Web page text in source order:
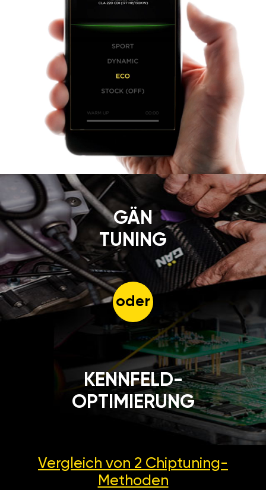
GÄN
TUNING
oder
KENNFELD-
OPTIMIERUNG
Chiptuning-
Methoden